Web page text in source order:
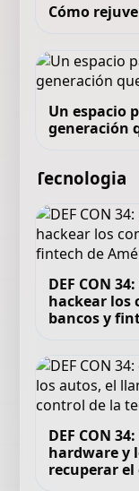
Cómo
Un espacio
generación
Tecnologia
DEF CON
hackear los
bancos y
DEF CON
hardware y
recuperar